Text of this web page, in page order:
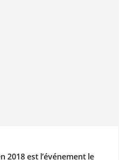
2018 est l’événement le